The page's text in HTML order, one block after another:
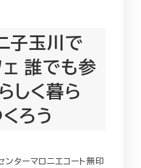
子玉川で
誰でも参
しく暮ら
ろう
ターマロニエコート無印